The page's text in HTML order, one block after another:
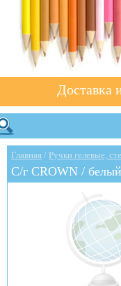
Доставка
Главная / Ручки гелевые,
С/г CROWN / белый